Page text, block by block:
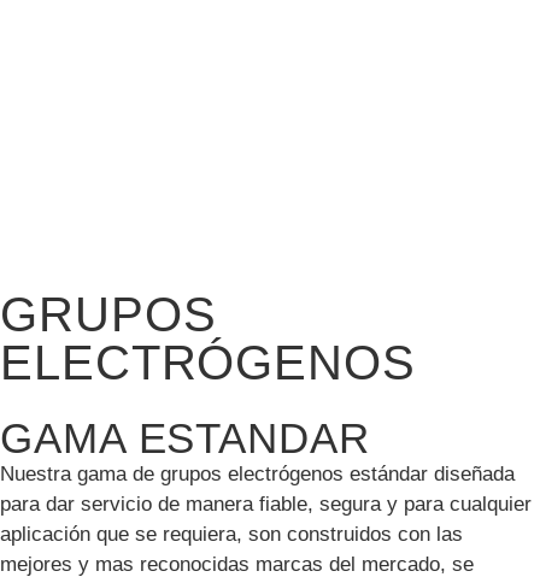
GRUPOS
ELECTRÓGENOS
GAMA ESTANDAR
Nuestra gama de grupos electrógenos estándar diseñada
para dar servicio de manera fiable, segura y para cualquier
aplicación que se requiera, son construidos con las
mejores y mas reconocidas marcas del mercado, se